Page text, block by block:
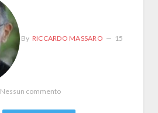
By RICCARDO MASSARO 15
Nessun commento